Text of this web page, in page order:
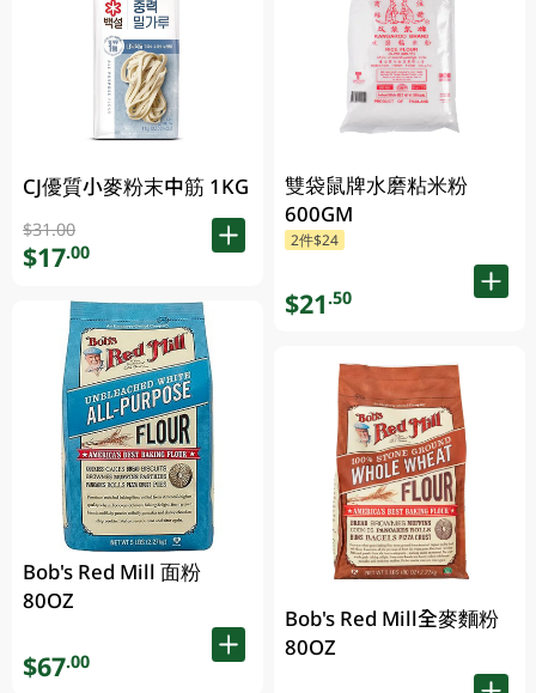
CJ優質小麥粉末中筋 1KG
$31.00
$17.00
Bob's Red Mill 面粉
80OZ
$67.00
雙袋鼠牌水磨粘米粉
600GM
2件$24
$21.50
Bob's Red Mill全麥麵粉
80OZ